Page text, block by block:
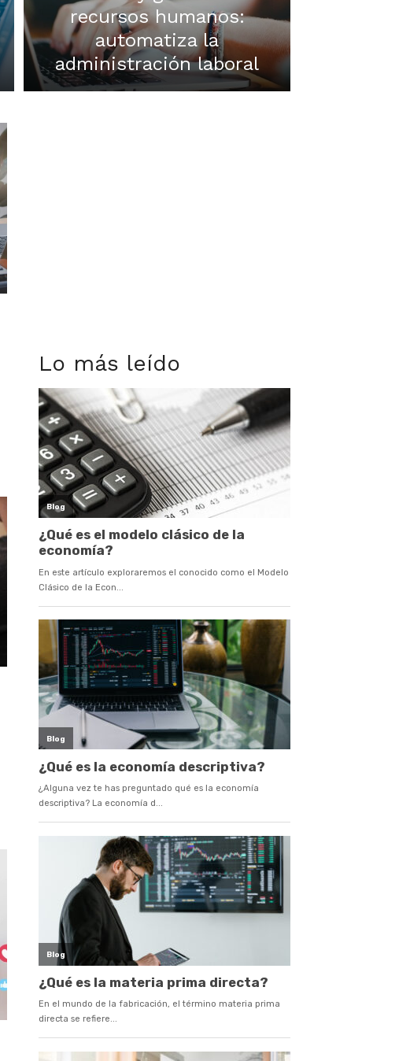
recursos humanos:
automatiza la
administración laboral
Lo más leído